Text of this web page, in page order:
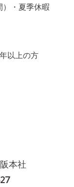
）・夏季休暇
以上の方
本社